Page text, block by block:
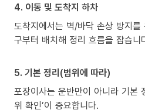
4. 이동 및 도착지 하차
도착지에서는 벽/바닥 손상 방지
구부터 배치해 정리 흐름을 잡습니
5. 기본 정리(범위에 따라)
포장이사는 운반만이 아니라 기본
위 확인’이 중요합니다.